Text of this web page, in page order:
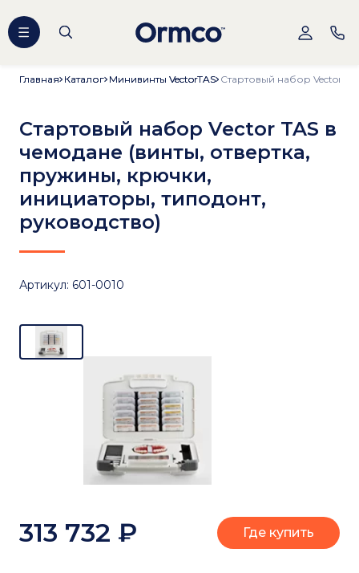
Главная
Главная Каталог
Каталог Минивинты VectorTAS
Минивинты VectorTAS
Стартовый набор Vector TAS в
чемодане (винты, отвертка,
пружины, крючки,
инициаторы, типодонт,
руководство)
Артикул: 601-0010
313 732 ₽ Где купить